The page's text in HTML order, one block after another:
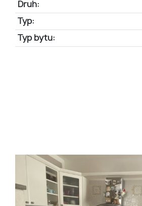
Druh:
Typ:
Typ bytu:
Na predaj dvojizbový byt v
Trenčianských Tepliciach